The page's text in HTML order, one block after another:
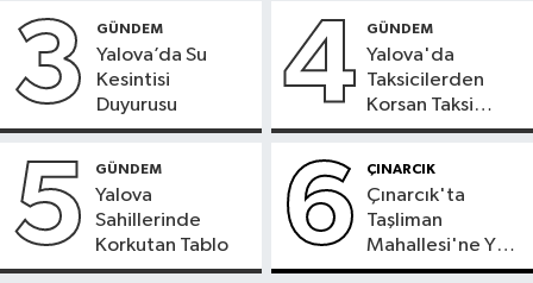
3 GÜNDEM
Yalova’da Su
Kesintisi
Duyurusu
4 GÜNDEM
Yalova'da
Taksicilerden
Korsan Taksi
Tepkisi
5 GÜNDEM
Yalova
Sahillerinde
Korkutan Tablo
6 ÇINARCIK
Çınarcık'ta
Taşliman
Mahallesi'ne Yeni
Ortak ATM